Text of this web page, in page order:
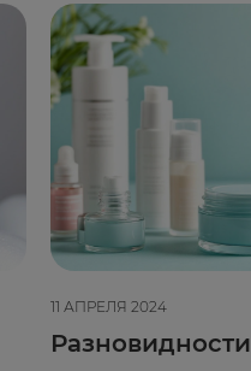
11 АПРЕЛЯ 2024
Разновидности